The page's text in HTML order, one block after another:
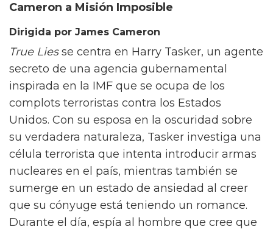
Cameron a Misión Imposible
Dirigida por James Cameron
True Liesse centra en Harry Tasker, un agente
secreto de una agencia gubernamental
inspirada en la IMF que se ocupa de los
complots terroristas contra los Estados
Unidos. Con su esposa en la oscuridad sobre
su verdadera naturaleza, Tasker investiga una
célula terrorista que intenta introducir armas
nucleares en el país, mientras también se
sumerge en un estado de ansiedad al creer
que su cónyuge está teniendo un romance.
Durante el día, espía al hombre que cree que